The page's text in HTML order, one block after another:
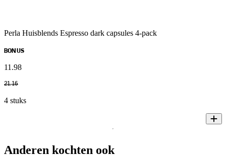
Perla Huisblends Espresso dark capsules 4-pack
BONUS
11 .98
21.16
4 stuks
Anderen kochten ook